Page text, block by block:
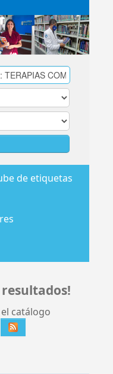
de etiquetas
catálogo